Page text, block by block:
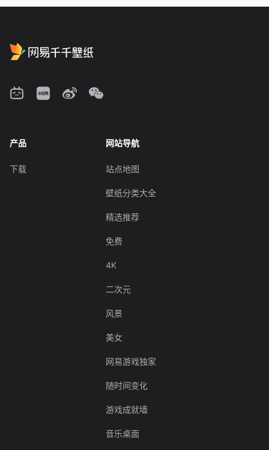
产品
下载
网站导航
站点地图
壁纸分类大全
精选推荐
免费
4K
二次元
风景
美女
网易游戏独家
随时间变化
游戏成就墙
音乐桌面